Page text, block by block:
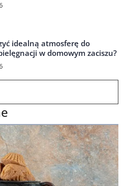
idealną atmosferę do
w domowym zaciszu?